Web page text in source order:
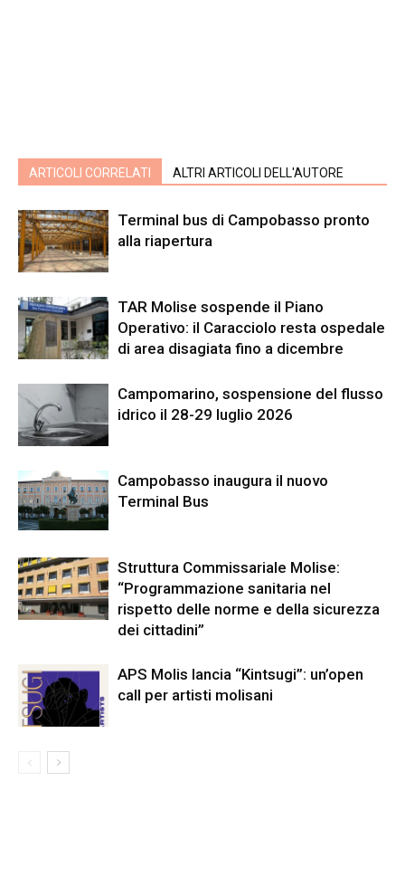
ARTICOLI CORRELATI ALTRI ARTICOLI DELL'AUTORE
Terminal bus di Campobasso pronto
alla riapertura
TAR Molise sospende il Piano
Operativo: il Caracciolo resta ospedale
di area disagiata fino a dicembre
Campomarino, sospensione del flusso
idrico il 28-29 luglio 2026
Campobasso inaugura il nuovo
Terminal Bus
Struttura Commissariale Molise:
“Programmazione sanitaria nel
rispetto delle norme e della sicurezza
dei cittadini”
APS Molis lancia “Kintsugi”: un’open
call per artisti molisani